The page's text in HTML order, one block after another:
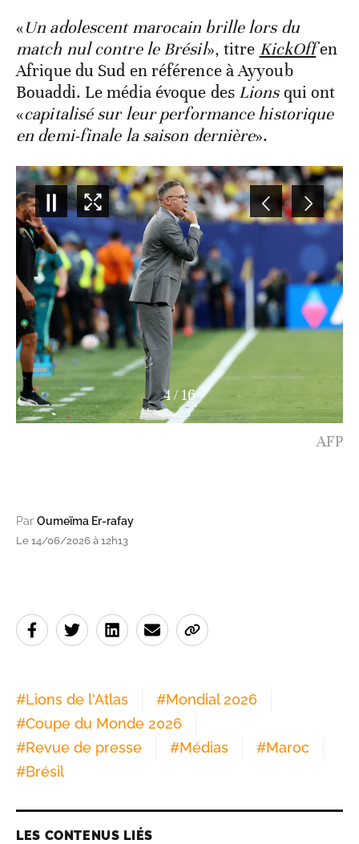
«Un adolescent marocain brille lors du
match nul contre le Brésil», titre KickOffen
Afrique du Sud en référence à Ayyoub
Bouaddi. Le média évoque des Lionsqui ont
«capitalisé sur leur performance historique
en demi-finale la saison dernière».
4/ 16
AFP
Par Oumeïma Er-rafay
Le 14/06/2026 à 12h13
#Lions de l'Atlas #Mondial 2026
#Coupe du Monde 2026
#Revue de presse #Médias #Maroc
#Brésil
LES CONTENUS LIÉS